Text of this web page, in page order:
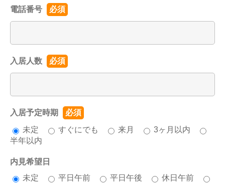
電話番号 必須
入居人数 必須
入居予定時期
必須
未定
すぐにでも 来月
3ヶ月以内
半年以内
内見希望日
未定
平日午前 平日午後
休日午前